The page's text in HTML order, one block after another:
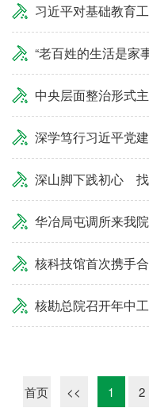
习近平对基础教育
“老百姓的生活是
中央层面整治形式
深学笃行习近平党
深山脚下践初心
华冶局屯调所来我
核科技馆首次携手
核勘总院召开年中
首页 << 1 2